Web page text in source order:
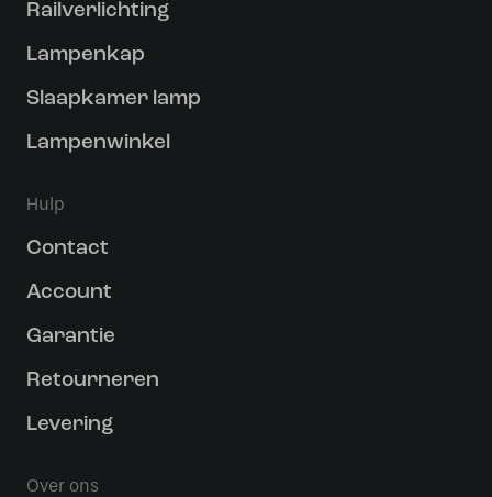
Railverlichting
Lampenkap
Slaapkamer lamp
Lampenwinkel
Hulp
Contact
Account
Garantie
Retourneren
Levering
Over ons